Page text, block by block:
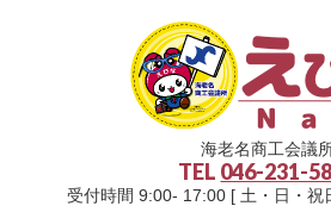
海老名商工会議
TEL 046-231-
受付時間 9:00- 17:00 [ 土・日・祝